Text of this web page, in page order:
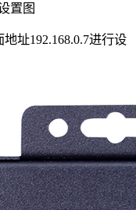
置图
址192.168.0.7进行设